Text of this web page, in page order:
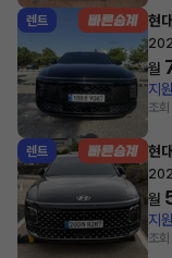
렌트 현
월
지
조
렌트 현
월
지
조